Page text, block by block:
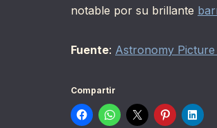
notable por su brillante
Fuente: Astronomy
Compartir